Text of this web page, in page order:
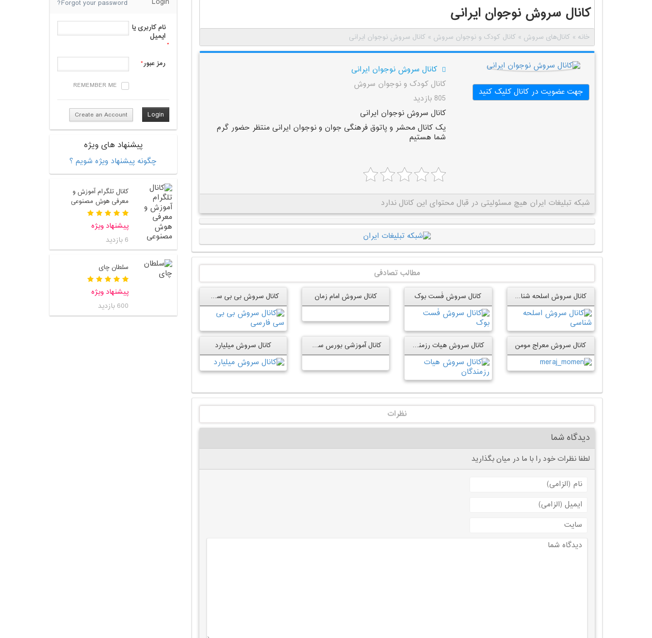
کانال سروش نوجوان ایرانی
خانه » کانال‌های سروش » کانال کودک و نوجوان سروش » کانال سروش نوجوان ایرانی
جهت عضویت در کانال کلیک کنید
کانال سروش نوجوان ایرانی
کانال کودک و نوجوان سروش
805 بازدید
کانال سروش نوجوان ایرانی
یک کانال محشر و پاتوق فرهنگی جوان و نوجوان ایرانی منتظر حضور گرم
شما هستیم
شبکه تبلیغات ایران هیچ مسئولیتی در قبال محتوای این کانال ندارد
مطالب تصادفی
کانال سروش اسلحه شناسی کانال سروش فَست بوک کانال سروش امام زمان کانال سروش بی بی سی فارسی
کانال سروش معراج مومن کانال سروش هیات رزمندگان کانال آموزشی بورس سروش کانال سروش میلیارد
نظرات
دیدگاه شما
لطفا نظرات خود را با ما در میان بگذارید
Forgot your password?
نام کاربری یا
ایمیل
*
رمز عبور*
REMEMBER ME
Create an Account
پیشنهاد های ویژه
چگونه پیشنهاد ویژه شویم ؟
کانال تلگرام آموزش و
معرفی هوش مصنوعی
پیشنهاد ویژه
6 بازدید
سلطان چای
پیشنهاد ویژه
600 بازدید